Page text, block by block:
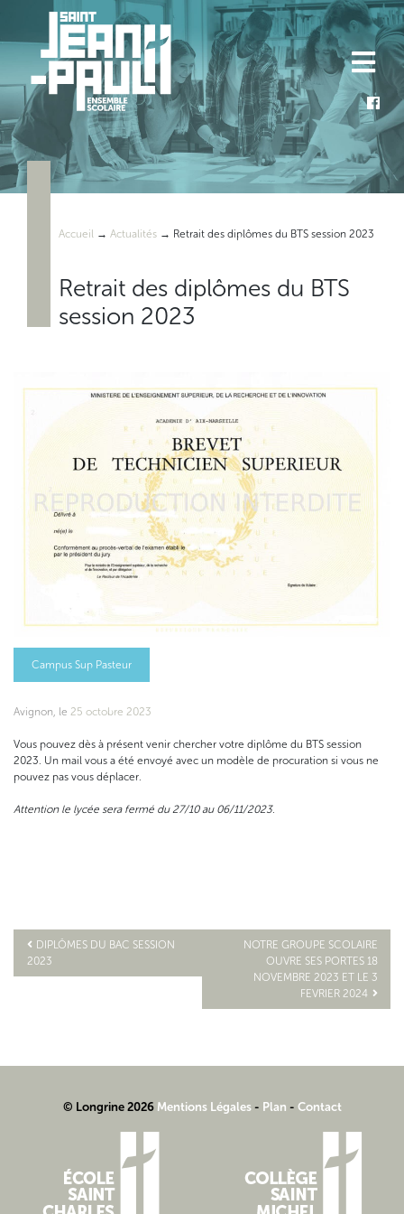
content
Accueil → Actualités → Retrait des diplômes du BTS session 2023
Retrait des diplômes du BTS
session 2023
Campus Sup Pasteur
Avignon, le 25 octobre 2023
Vous pouvez dès à présent venir chercher votre diplôme du BTS session
2023. Un mail vous a été envoyé avec un modèle de procuration si vous ne
pouvez pas vous déplacer.
Attention le lycée sera fermé du 27/10 au 06/11/2023.
Navigation
DIPLÔMES DU BAC SESSION
2023
NOTRE GROUPE SCOLAIRE
OUVRE SES PORTES 18
NOVEMBRE 2023 ET LE 3
FEVRIER 2024
© Longrine 2026 Mentions Légales - Plan - Contact